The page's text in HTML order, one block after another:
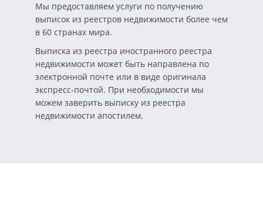
Мы предоставляем услуги по получению
выписок из реестров недвижимости более чем
в 60 странах мира.
Выписка из реестра иностранного реестра
недвижимости может быть направлена по
электронной почте или в виде оригинала
экспресс-почтой. При необходимости мы
можем заверить выписку из реестра
недвижимости апостилем.